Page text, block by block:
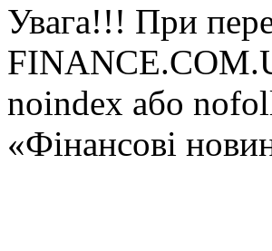
Увaгa!!! При
noindex або
«Фінансові